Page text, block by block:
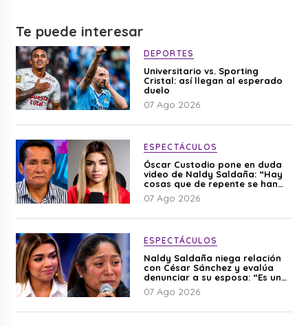
Te puede interesar
DEPORTES
Universitario vs. Sporting
Cristal: así llegan al esperado
duelo
07 Ago 2026
ESPECTÁCULOS
Óscar Custodio pone en duda
video de Naldy Saldaña: “Hay
cosas que de repente se han
editado”
07 Ago 2026
ESPECTÁCULOS
Naldy Saldaña niega relación
con César Sánchez y evalúa
denunciar a su esposa: “Es una
difamación”
07 Ago 2026